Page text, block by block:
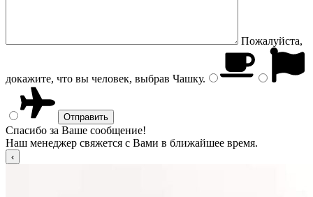
Пожалуйста,
докажите, что вы человек, выбрав Чашку.
Спасибо за Ваше сообщение!
Наш менеджер свяжется с Вами в ближайшее время.